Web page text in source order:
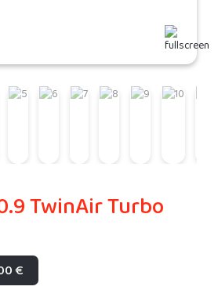
TwinAir Turbo
€